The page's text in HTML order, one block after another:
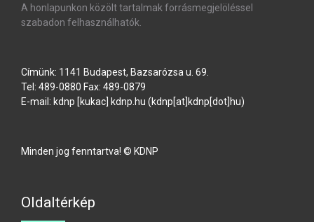
A honlapunkon közölt tartalmak forrásmegjelöléssel
szabadon felhasználhatók.
Címünk: 1141 Budapest, Bazsarózsa u. 69.
Tel: 489-0880 Fax: 489-0879
E-mail: kdnp [kukac] kdnp hu (kdnp[at]kdnp[dot]hu)
Minden jog fenntartva! © KDNP
Oldaltérkép